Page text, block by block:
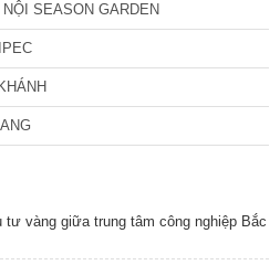
SEASON GARDEN
vàng giữa trung tâm công nghiệp Bắc